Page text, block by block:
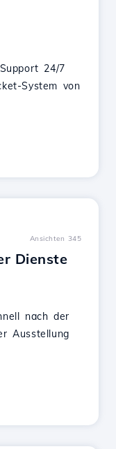
24/7
System von
Ansichten 345
Dienste
nach der
Ausstellung